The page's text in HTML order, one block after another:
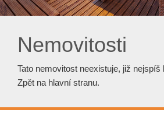
Nemovitosti
Tato nemovitost neexistuje, již nejspíš
Zpět na hlavní stranu.